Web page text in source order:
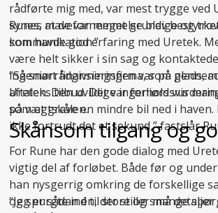
rådførte mig med, var mest trygge ved
synes, at de var meget grundige og
kommunikation.”
Runes mavefornemmelse blev
som havde god erfaring med Uretek.
være helt sikker i sin sag og
ingeniørrådgivningsfirma, som
aftalen. Den uvildige ingeniørs
på vægtskålen.
“Så snart finansieringen var på plads,
Ureteks tilbud. Det var forholdsvis
som at grave en mindre bil ned i
ikke fortrudt det et sekund,” fastslår
Skånsom tilgang og
For Rune har den gode dialog med
vigtig del af forløbet. Både før og
han nysgerrig omkring de forskellige
og spurgte ind til store og små detaljer
“Jeg er sådan én, der stiller mange